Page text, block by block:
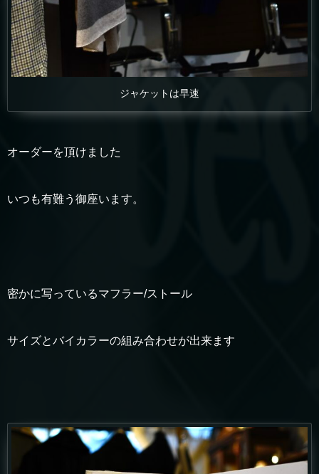
ジャケットは早速
オーダーを頂けました
いつも有難う御座います。
密かに写っているマフラー/ストール
サイズとバイカラーの組み合わせが出来ます